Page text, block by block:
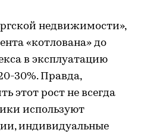
недвижимости»,
«котлована» до
в эксплуатацию
30%. Правда,
этот рост не всегда
используют
индивидуальные